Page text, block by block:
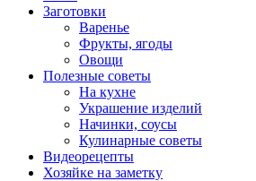
Заготовки
Варенье
Фрукты, ягоды
Овощи
Полезные советы
На кухне
Украшение изделий
Начинки, соусы
Кулинарные советы
Видеорецепты
Хозяйке на заметку